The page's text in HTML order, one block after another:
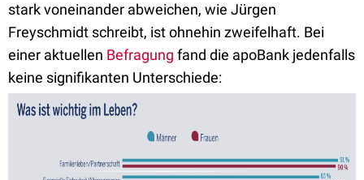
stark voneinander abweichen, wie Jürgen
Freyschmidt schreibt, ist ohnehin zweifelhaft. Bei
einer aktuellen Befragung fand die apoBank jedenfalls
keine signifikanten Unterschiede: